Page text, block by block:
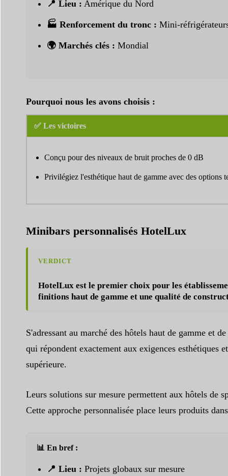
📍 Lieu : Amérique du Nord
🏭 Renforcement du tronc : Mini-
🌍 Marchés clés : Mondial
Pourquoi nous les avons choisis :
✅ Les victoires
Conçu pour des niveaux de bruit proches de 0 dB
Privilégiez l'esthétique haut de gamme avec des options
Minibars personnalisés HotelLux
VERDICT
HotelLux est le premier choix pour les
finitions haut de gamme et une qualité de
S'adressant au marché des hôtels haut de gamme et
qui répondent exactement aux exigences esthétiques
supérieure.
Leurs solutions sur mesure permettent aux hôtels de
Cette approche personnalisée place leurs produits
📊 En bref :
📍 Lieu : Projets globaux sur mesure